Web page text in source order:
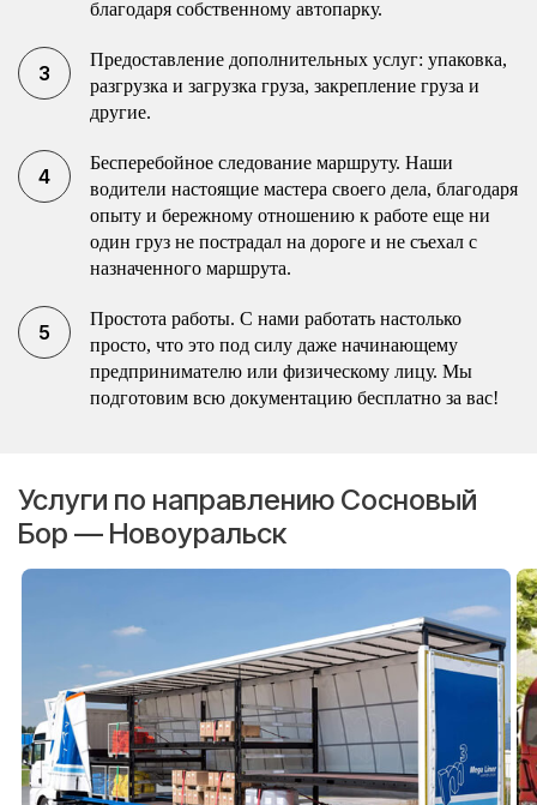
благодаря собственному автопарку.
Предоставление дополнительных услуг: упаковка,
разгрузка и загрузка груза, закрепление груза и
другие.
Бесперебойное следование маршруту. Наши
водители настоящие мастера своего дела, благодаря
опыту и бережному отношению к работе еще ни
один груз не пострадал на дороге и не съехал с
назначенного маршрута.
Простота работы. С нами работать настолько
просто, что это под силу даже начинающему
предпринимателю или физическому лицу. Мы
подготовим всю документацию бесплатно за вас!
Услуги по направлению Сосновый
Бор — Новоуральск